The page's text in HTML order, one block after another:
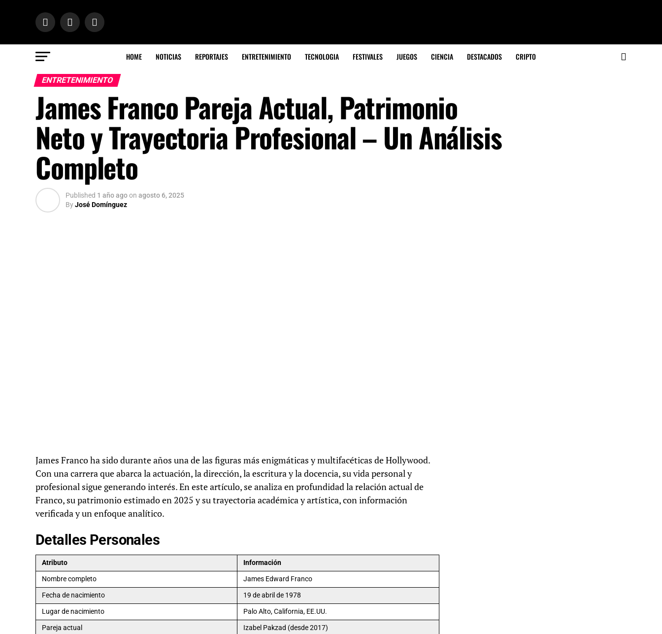
HOME NOTICIAS REPORTAJES ENTRETENIMIENTO TECNOLOGIA FESTIVALES JUEGOS CIENCIA DESTACADOS CRIPTO
ENTRETENIMIENTO
James Franco Pareja Actual, Patrimonio
Neto y Trayectoria Profesional – Un Análisis
Completo
Published 1 año agoon agosto 6, 2025
ByJosé Domínguez
James Franco ha sido durante años una de las figuras más enigmáticas y multifacéticas de Hollywood.
Con una carrera que abarca la actuación, la dirección, la escritura y la docencia, su vida personal y
profesional sigue generando interés. En este artículo, se analiza en profundidad la relación actual de
Franco, su patrimonio estimado en 2025 y su trayectoria académica y artística, con información
verificada y un enfoque analítico.
Detalles Personales
Atributo
Información
Nombre completo
James Edward Franco
Fecha de nacimiento
19 de abril de 1978
Lugar de nacimiento
Palo Alto, California, EE.UU.
Pareja actual
Izabel Pakzad (desde 2017)